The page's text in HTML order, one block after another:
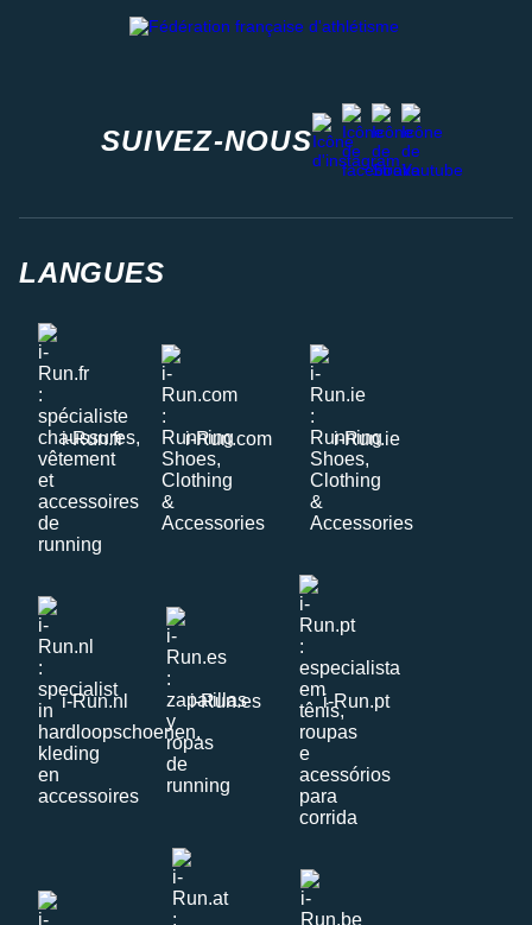
SUIVEZ-NOUS
instagram
facebook
stravayoutube
LANGUES
i-Run.fr i-Run.com i-Run.ie
i-Run.nl i-Run.es i-Run.pt